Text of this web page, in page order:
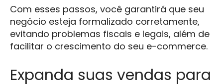
Com esses passos, você garantirá que seu
negócio esteja formalizado corretamente,
evitando problemas fiscais e legais, além de
facilitar o crescimento do seu e-commerce.
Expanda suas vendas para